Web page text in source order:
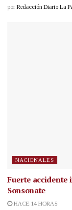
por Redacción Diario La
NACIONALES
Fuerte accidente
Sonsonate
HACE 14 HORAS